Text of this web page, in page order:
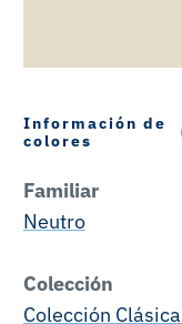
Información de
colores
Familiar
Neutro
Colección
Colección Clásica